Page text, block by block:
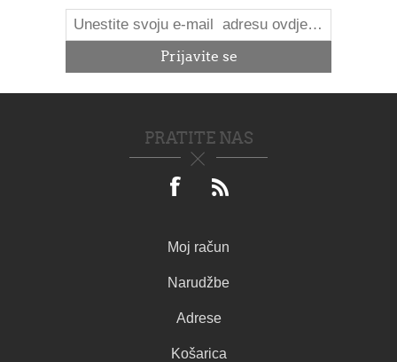
PRATITE NAS
Moj račun
Narudžbe
Adrese
Košarica